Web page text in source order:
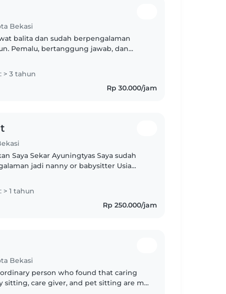
Bekasi
balita dan sudah berpengalaman
Pemalu, bertanggung jawab, dan
punya anak juga
> 3 tahun
Rp 30.000/jam
Saya Sekar Ayuningtyas Saya sudah
jadi nanny or babysitter Usia
> 1 tahun
Rp 250.000/jam
Bekasi
ordinary person who found that caring
sitting, care giver, and pet sitting are my